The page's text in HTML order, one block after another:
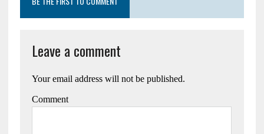
Leave a comment
Your email address will not be published.
Comment